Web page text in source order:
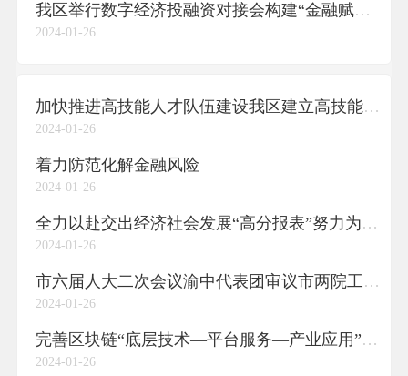
我区举行数字经济投融资对接会构建“金融赋能+数字发展”双向链接通道
2024-01-26
加快推进高技能人才队伍建设我区建立高技能人才培训基地和技能大师工作室
2024-01-26
着力防范化解金融风险
2024-01-26
全力以赴交出经济社会发展“高分报表”努力为全市改革发展大局作出更大贡献
2024-01-26
市六届人大二次会议渝中代表团审议市两院工作报告
2024-01-26
完善区块链“底层技术—平台服务—产业应用”链条
2024-01-26